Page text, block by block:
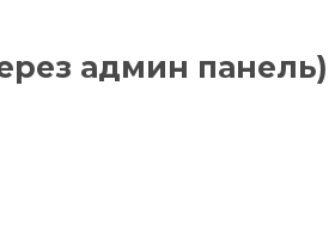
админ панель)